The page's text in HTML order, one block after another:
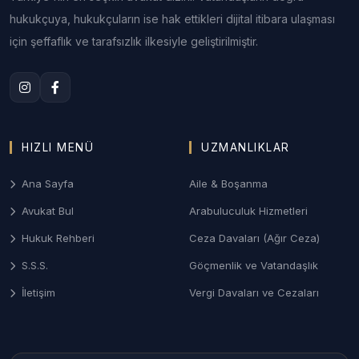
2. Afyon Aile ve Boşanma Hukuku
Afyonkarahisar Aile Mahkemeleri nezdinde;
uyuşmazlıkları, nafaka ve ziynet eşyası alacağı
davalarının gizlilik prensibiyle yürütülmesi.
savunmasına kadar; suçlamalara karşı profesyonel
korunması.
Termal bölgelerdeki arsa uyuşmazlıkları, tarım
arazilerinin miras yoluyla paylaşımı ve tapu iptal-
hukukçuya, hukukçuların ise hak ettikleri dijital itibara ulaşması
için şeffaflık ve tarafsızlık ilkesiyle geliştirilmiştir.
HIZLI MENÜ
Ana Sayfa
Avukat Bul
Hukuk Rehberi
S.S.S.
İletişim
UZMANLIKLAR
Aile & Boşanma
Arabuluculuk Hizmetleri
Ceza Davaları (Ağır Ceza)
Göçmenlik ve Vatandaşlık
Vergi Davaları ve Cezaları